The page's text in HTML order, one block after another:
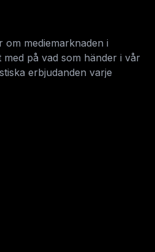
om mediemarknaden i
med på vad som händer i vår
erbjudanden varje